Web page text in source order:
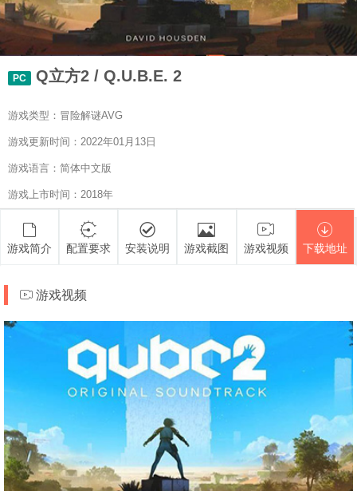
PC Q立方2 / Q.U.B.E. 2
游戏类型：冒险解谜AVG
游戏更新时间：2022年01月13日
游戏语言：简体中文版
游戏上市时间：2018年
游戏简介 配置要求 安装说明 游戏截图 游戏视频 下载地址
游戏视频